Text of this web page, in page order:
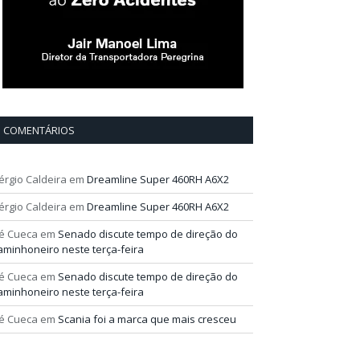
COMENTÁRIOS
Caldeira em Dreamline Super 460RH A6X2
Caldeira em Dreamline Super 460RH A6X2
Cueca em Senado discute tempo de direção do
neste terça-feira
Cueca em Senado discute tempo de direção do
neste terça-feira
Cueca em Scania foi a marca que mais cresceu